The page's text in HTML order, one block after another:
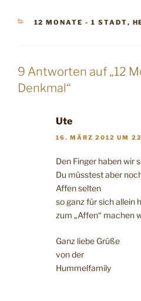
KATEGORIEN
12 MONATE - 1 STADT,
9 Antworten auf „12
Denkmal“
Ute
16. MÄRZ 2012 UM
Den Finger haben wir
Du müsstest aber
Affen selten
so ganz für sich allein
zum „Affen“ machen
Ganz liebe Grüße
von der
Hummelfamily